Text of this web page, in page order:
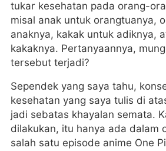
tukar kesehatan pada orang-
misal anak untuk orangtuanya,
anaknya, kakak untuk adiknya,
kakaknya. Pertanyaannya,
tersebut terjadi?
Sependek yang saya tahu,
kesehatan yang saya tulis di
jadi sebatas khayalan semata.
dilakukan, itu hanya ada dalam
salah satu episode anime One